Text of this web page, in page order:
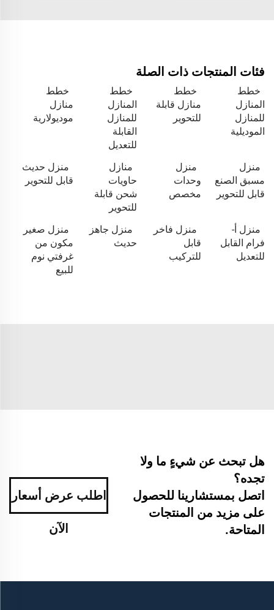
فئات المنتجات ذات الصلة
خطط
المنازل
للمنازل
الموديلية
خطط
منازل قابلة
للتحوير
خطط
المنازل
للمنازل
القابلة
للتعديل
خطط
منازل
موديولارية
منزل
مسبق الصنع
قابل للتحوير
منزل
وحدات
مخصص
منازل
حاويات
شحن قابلة
للتحوير
منزل حديث
قابل للتحوير
منزل أ-
فرام القابل
للتعديل
منزل فاخر
قابل
للتركيب
منزل جاهز
حديث
منزل صغير
مكون من
غرفتي نوم
للبيع
هل تبحث عن شيءٍ ما ولا
تجده؟
اتصل بمستشارينا للحصول
على مزيد من المنتجات
المتاحة.
اطلب عرض أسعار
الآن